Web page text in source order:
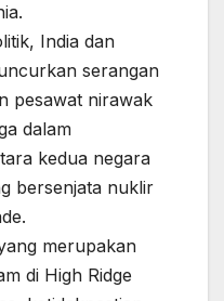
India dan
serangan
pesawat nirawak
dalam
kedua negara
bersenjata nuklir
merupakan
di High Ridge